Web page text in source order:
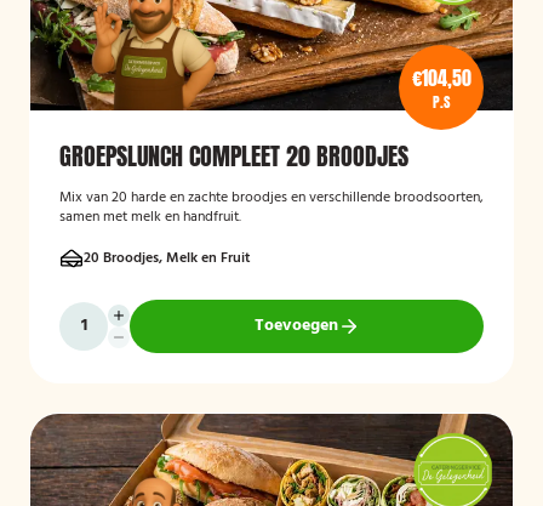
€104,50
P.S
GROEPSLUNCH COMPLEET 20 BROODJES
Mix van 20 harde en zachte broodjes en verschillende broodsoorten,
samen met melk en handfruit.
20 Broodjes, Melk en Fruit
Toevoegen